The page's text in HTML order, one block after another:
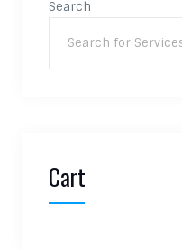
Search
Cart